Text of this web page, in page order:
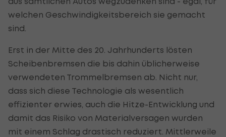
welchen Geschwindigkeitsbereich sie gemacht
sind.
Erst in der Mitte des 20. Jahrhunderts lösten
Scheibenbremsen die bis dahin üblicherweise
verwendeten Trommelbremsen ab. Nicht nur,
dass sich diese Technologie als wesentlich
effizienter erwies, auch die Hitze-Entwicklung und
damit das Risiko von Materialversagen wurden
mit einem Schlag drastisch reduziert. Mittlerweile